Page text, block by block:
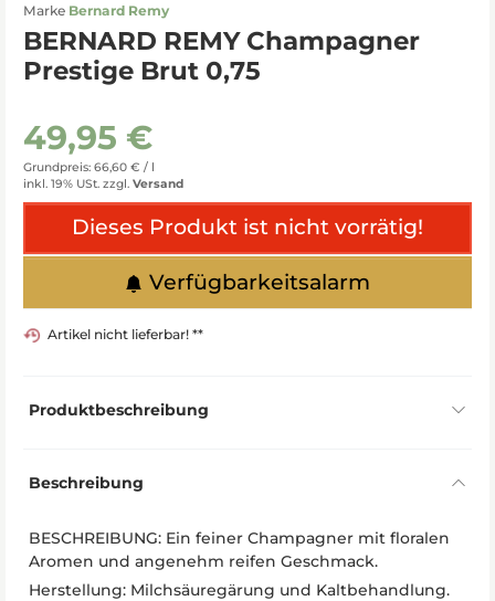
Marke Bernard Remy
BERNARD REMY Champagner
Prestige Brut 0,75
49,95 €
Grundpreis: 66,60 € / l
inkl. 19% USt. zzgl. Versand
Dieses Produkt ist nicht vorrätig!
Verfügbarkeitsalarm
Artikel nicht lieferbar! **
Produktbeschreibung
Beschreibung
BESCHREIBUNG: Ein feiner Champagner mit floralen
Aromen und angenehm reifen Geschmack.
Herstellung: Milchsäuregärung und Kaltbehandlung.